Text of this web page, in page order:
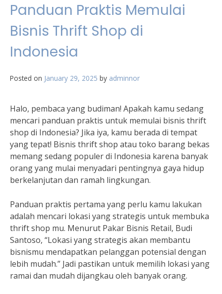
Panduan Praktis Memulai
Bisnis Thrift Shop di
Indonesia
Posted on January 29, 2025 by adminnor
Halo, pembaca yang budiman! Apakah kamu sedang
mencari panduan praktis untuk memulai bisnis thrift
shop di Indonesia? Jika iya, kamu berada di tempat
yang tepat! Bisnis thrift shop atau toko barang bekas
memang sedang populer di Indonesia karena banyak
orang yang mulai menyadari pentingnya gaya hidup
berkelanjutan dan ramah lingkungan.
Panduan praktis pertama yang perlu kamu lakukan
adalah mencari lokasi yang strategis untuk membuka
thrift shop mu. Menurut Pakar Bisnis Retail, Budi
Santoso, “Lokasi yang strategis akan membantu
bisnismu mendapatkan pelanggan potensial dengan
lebih mudah.” Jadi pastikan untuk memilih lokasi yang
ramai dan mudah dijangkau oleh banyak orang.